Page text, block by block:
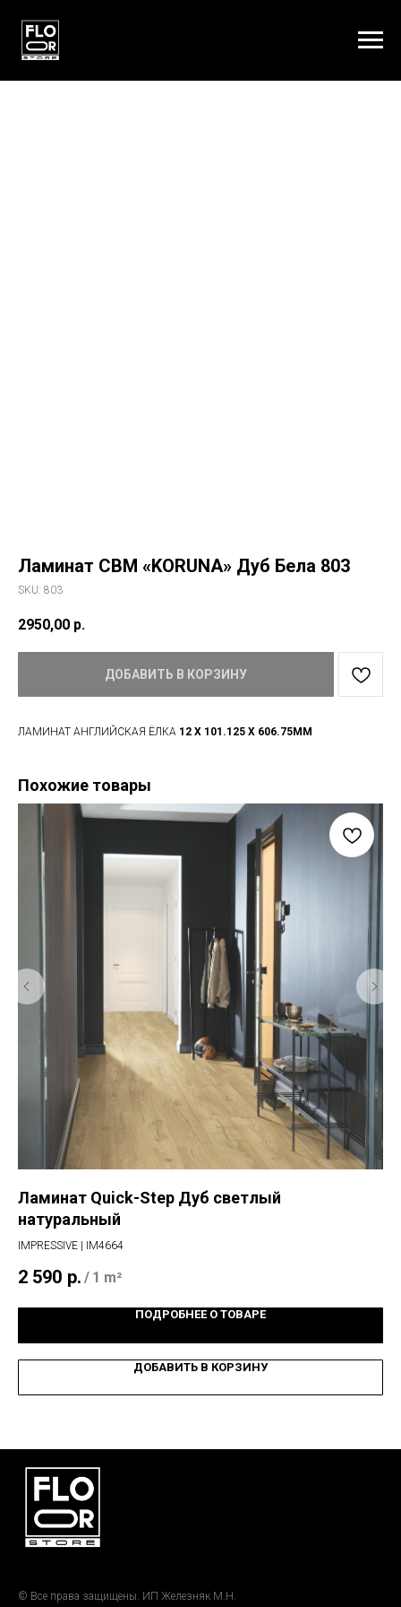
Ламинат CBM «KORUNA» Дуб Бела 803
SKU: 803
2950,00 р.
ДОБАВИТЬ В КОРЗИНУ
ЛАМИНАТ АНГЛИЙСКАЯ ЁЛКА 12 X 101.125 X 606.75ММ
Похожие товары
Ламинат Quick-Step Дуб светлый
натуральный
IMPRESSIVE | IM4664
2 590 р. / 1 m²
ПОДРОБНЕЕ О ТОВАРЕ
ДОБАВИТЬ В КОРЗИНУ
© Все права защищены. ИП Железняк М.Н.